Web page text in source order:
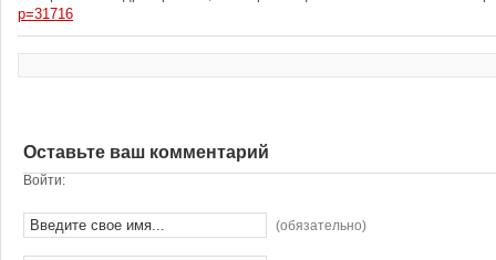
p=31716
Оставьте ваш комментарий
Войти:
(обязательно)